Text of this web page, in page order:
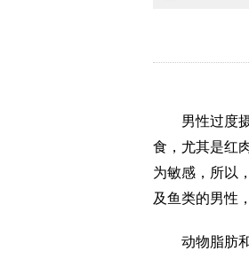
男性过度
食，尤其是红
为敏感，所以
及鱼类的男性
动物脂肪